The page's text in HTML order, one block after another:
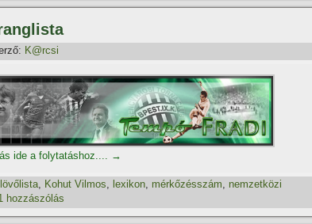
K@rcsi
ide a folytatáshoz.... →
, Kohut Vilmos, lexikon, mérkőzésszám, nemzetközi
hozzászólás